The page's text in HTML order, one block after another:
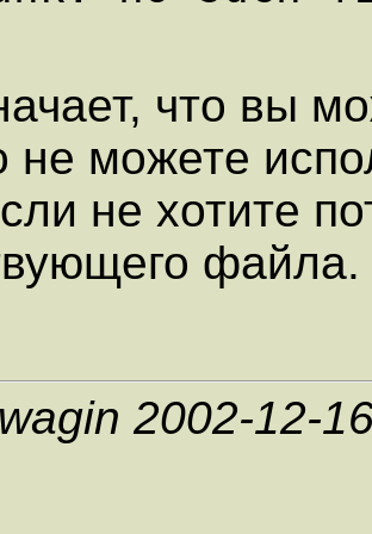
что вы
не можете
не хотите
файла.
2002-12-